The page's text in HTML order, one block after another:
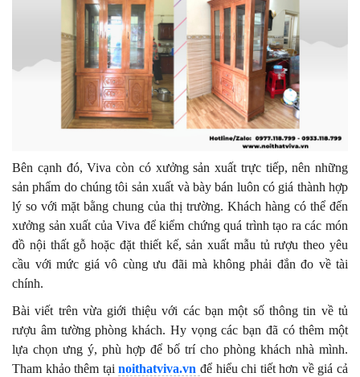
Bên cạnh đó, Viva còn có xưởng sản xuất trực tiếp, nên những
sản phẩm do chúng tôi sản xuất và bày bán luôn có giá thành hợp
lý so với mặt bằng chung của thị trường. Khách hàng có thể đến
xưởng sản xuất của Viva để kiểm chứng quá trình tạo ra các món
đồ nội thất gỗ hoặc đặt thiết kế, sản xuất mẫu tủ rượu theo yêu
cầu với mức giá vô cùng ưu đãi mà không phải đắn đo về tài
chính.
Bài viết trên vừa giới thiệu với các bạn một số thông tin về tủ
rượu âm tường phòng khách. Hy vọng các bạn đã có thêm một
lựa chọn ưng ý, phù hợp để bố trí cho phòng khách nhà mình.
Tham khảo thêm tạinoithatviva.vn để hiểu chi tiết hơn về giá cả